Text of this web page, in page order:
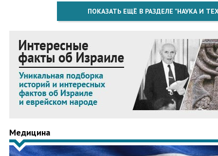
ПОКАЗАТЬ ЕЩЁ В РАЗДЕЛЕ "НАУКА И
Медицина